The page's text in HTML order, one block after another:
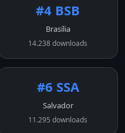
#4 BSB
Brasília
14.238 downloads
#6 SSA
Salvador
11.295 downloads